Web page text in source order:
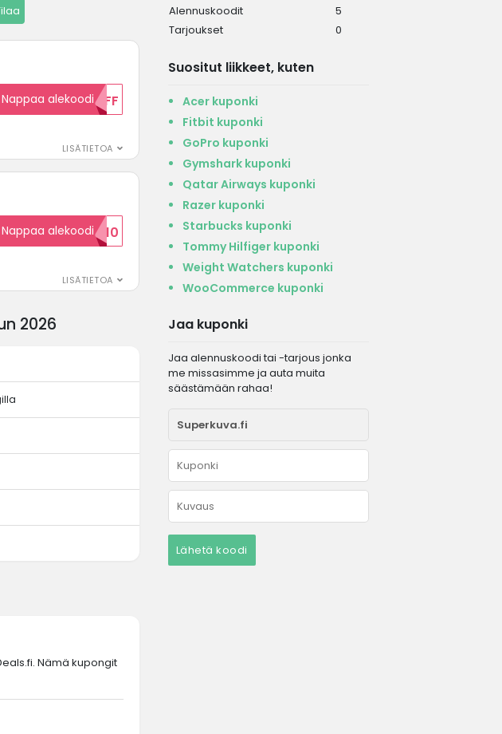
LISÄTIETOA
Nappaa alekoodi15OFF
LISÄTIETOA
Nappaa alekoodi
ALENNUSKOODID10
Alennuskoodit
5
Tarjoukset
0
Suositut liikkeet, kuten
Acer kuponki
Fitbit kuponki
GoPro kuponki
Gymshark kuponki
Qatar Airways kuponki
Razer kuponki
Starbucks kuponki
Tommy Hilfiger kuponki
Weight Watchers kuponki
WooCommerce kuponki
Jaa kuponki
Jaa alennuskoodi tai -tarjous jonka
me missasimme ja auta muita
säästämään rahaa!
Lähetä koodi
2026
Nämä kupongit